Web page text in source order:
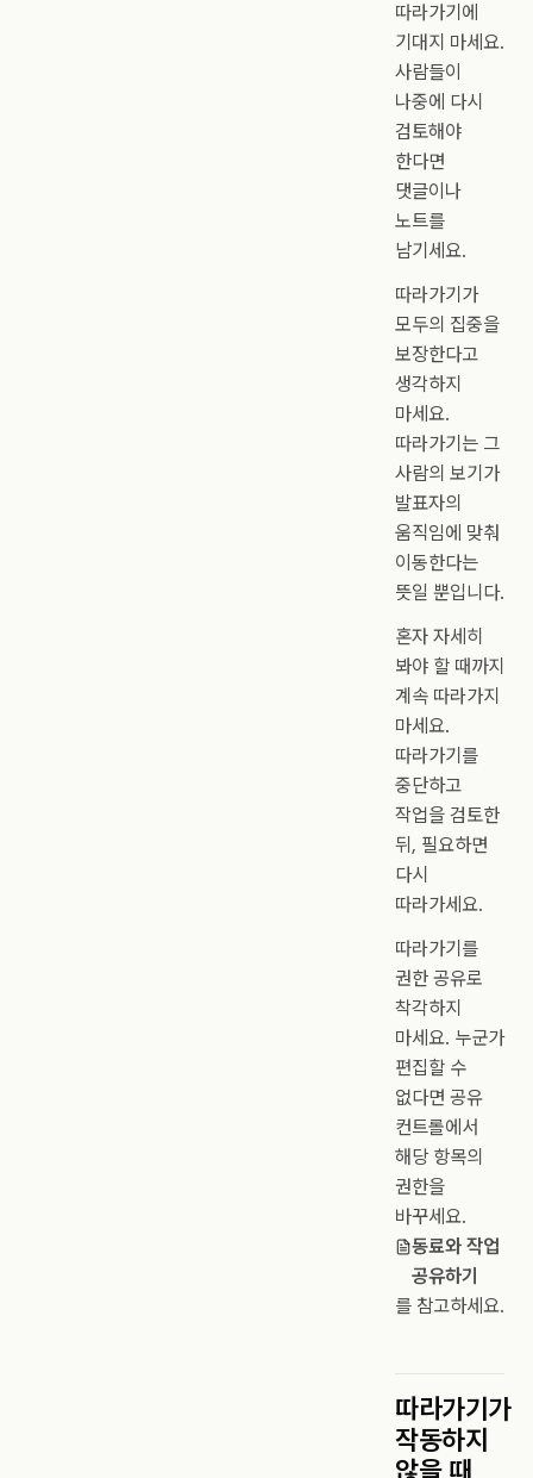
따라가기에
기대지 마세요.
사람들이
나중에 다시
검토해야
한다면
댓글이나
노트를
남기세요.
따라가기가
모두의 집중을
보장한다고
생각하지
마세요.
따라가기는 그
사람의 보기가
발표자의
움직임에 맞춰
이동한다는
뜻일 뿐입니다.
혼자 자세히
봐야 할 때까지
계속 따라가지
마세요.
따라가기를
중단하고
작업을 검토한
뒤, 필요하면
다시
따라가세요.
따라가기를
권한 공유로
착각하지
마세요. 누군가
편집할 수
없다면 공유
컨트롤에서
해당 항목의
권한을
바꾸세요.
동료와 작업
공유하기
를 참고하세요.
따라가기가
작동하지
않을 때